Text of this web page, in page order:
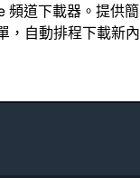
頻道下載器。提供簡
，自動排程下載新內